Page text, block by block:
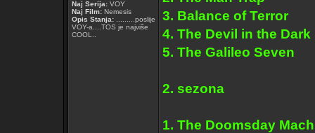
Naj Serija: VOY
Naj Film: Nemesis
Opis Stanja: .........poslije
VOY-a....TOS je najviše
COOL..
3. Balance of Terror
4. The Devil in the Dark
5. The Galileo Seven
2. sezona
1. The Doomsday